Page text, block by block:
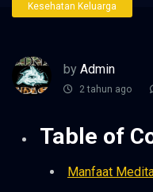
Kesehatan Keluarga
by Admin
2 tahun ago
Table of
Manfaat